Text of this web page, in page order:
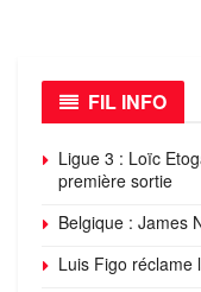
FIL INFO
Ligue 3 : Loïc
première sortie
Belgique : James
Luis Figo réclame